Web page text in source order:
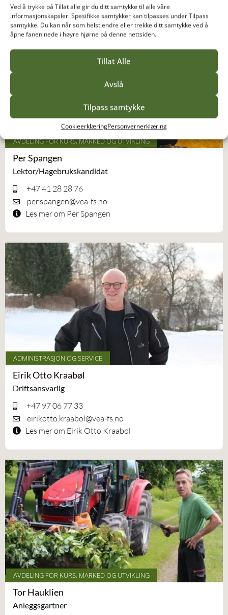
Ved å trykke på Tillat alle gir du ditt samtykke til alle våre
informasjonskapsler. Spesifikke samtykker kan tilpasses under Tilpass
samtykke. Du kan når som helst endre eller trekke ditt samtykke ved å
åpne fanen nede i høyre hjørne på denne nettsiden.
Tillat Alle
Avslå
Tilpass samtykke
CookieerklæringPersonvernerklæring
AVDELING FOR KURS, MARKED OG UTVIKLING
Per Spangen
Lektor/Hagebrukskandidat
+47 41 28 28 76
per.spangen@vea-fs.no
Les mer om Per Spangen
ADMINISTRASJON OG SERVICE
Eirik Otto Kraabøl
Driftsansvarlig
+47 97 06 77 33
eirikotto.kraabol@vea-fs.no
Les mer om Eirik Otto Kraabøl
AVDELING FOR KURS, MARKED OG UTVIKLING
Tor Hauklien
Anleggsgartner